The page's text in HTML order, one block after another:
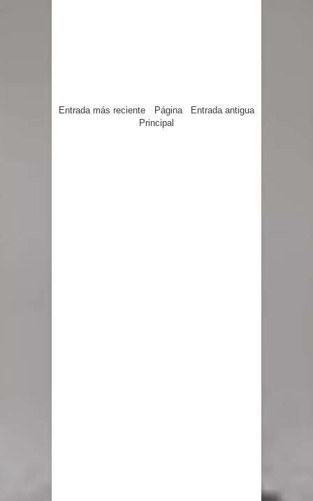
Entrada más reciente Entrada antigua
Página
Principal